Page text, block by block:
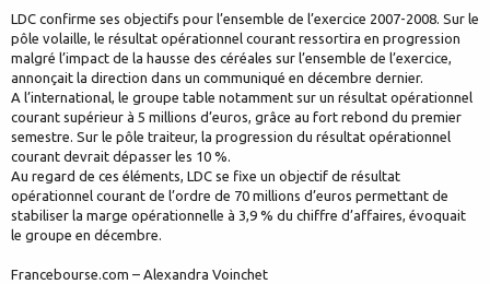
LDC confirme ses objectifs pour l’ensemble de l’exercice 2007-2008. Sur le
pôle volaille, le résultat opérationnel courant ressortira en progression
malgré l’impact de la hausse des céréales sur l’ensemble de l’exercice,
annonçait la direction dans un communiqué en décembre dernier.
A l’international, le groupe table notamment sur un résultat opérationnel
courant supérieur à 5 millions d’euros, grâce au fort rebond du premier
semestre. Sur le pôle traiteur, la progression du résultat opérationnel
courant devrait dépasser les 10 %.
Au regard de ces éléments, LDC se fixe un objectif de résultat
opérationnel courant de l’ordre de 70 millions d’euros permettant de
stabiliser la marge opérationnelle à 3,9 % du chiffre d’affaires, évoquait
le groupe en décembre.
Francebourse.com – Alexandra Voinchet